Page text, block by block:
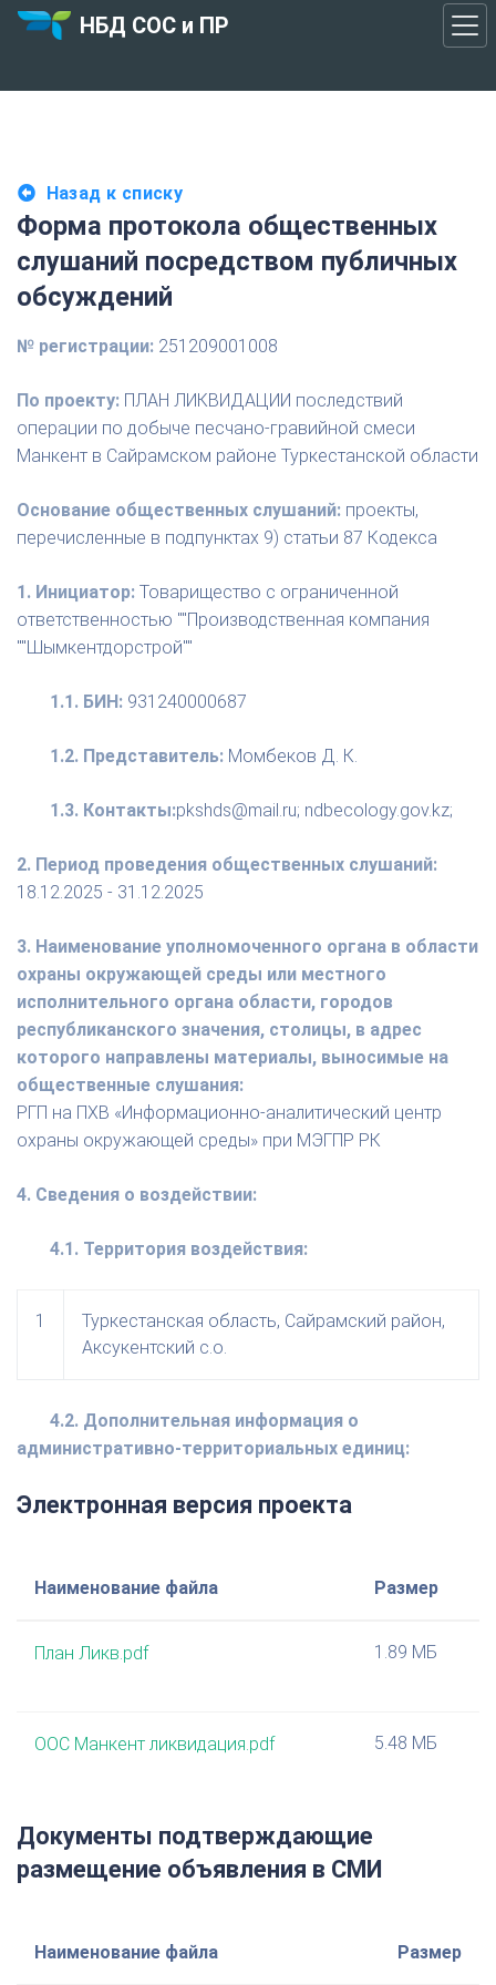
НБД СОС и ПР
Назад к списку
Форма протокола общественных
слушаний посредством публичных
обсуждений
№ регистрации: 251209001008
По проекту: ПЛАН ЛИКВИДАЦИИ последствий
операции по добыче песчано-гравийной смеси
Манкент в Сайрамском районе Туркестанской области
Основание общественных слушаний: проекты,
перечисленные в подпунктах 9) статьи 87 Кодекса
1. Инициатор: Товарищество с ограниченной
ответственностью ""Производственная компания
""Шымкентдорстрой""
1.1. БИН: 931240000687
1.2. Представитель: Момбеков Д. К.
1.3. Контакты:pkshds@mail.ru; ndbecology.gov.kz;
2. Период проведения общественных слушаний:
18.12.2025 - 31.12.2025
3. Наименование уполномоченного органа в области
охраны окружающей среды или местного
исполнительного органа области, городов
республиканского значения, столицы, в адрес
которого направлены материалы, выносимые на
общественные слушания:
РГП на ПХВ «Информационно-аналитический центр
охраны окружающей среды» при МЭГПР РК
4. Сведения о воздействии:
4.1. Территория воздействия:
1
Туркестанская область, Сайрамский район,
Аксукентский с.о.
4.2. Дополнительная информация о
административно-территориальных единиц:
Электронная версия проекта
Наименование файла Размер
План Ликв.pdf 1.89 МБ
ООС Манкент ликвидация.pdf 5.48 МБ
Документы подтверждающие
размещение объявления в СМИ
Наименование файла Размер